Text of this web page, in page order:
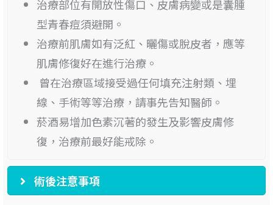
治療部位有開放性傷口、皮膚病變或是囊腫
型青春痘須避開。
治療前肌膚如有泛紅、曬傷或脫皮者，應等
肌膚修復好在進行治療。
曾在治療區域接受過任何填充注射類、埋
線、手術等等治療，請事先告知醫師。
菸酒易增加色素沉著的發生及影響皮膚修
復，治療前最好能戒除。
術後注意事項